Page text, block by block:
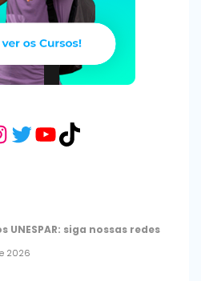
Twitter
YouTube
TikTok
UNESPAR: siga nossas redes
2026